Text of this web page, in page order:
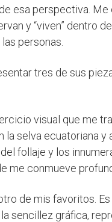
esa perspectiva. Me
y “viven” dentro
personas.
tres de sus
visual que me
la selva ecuatoriana y
follaje y los
me conmueve
de mis favoritos. Es
sencillez gráfica,